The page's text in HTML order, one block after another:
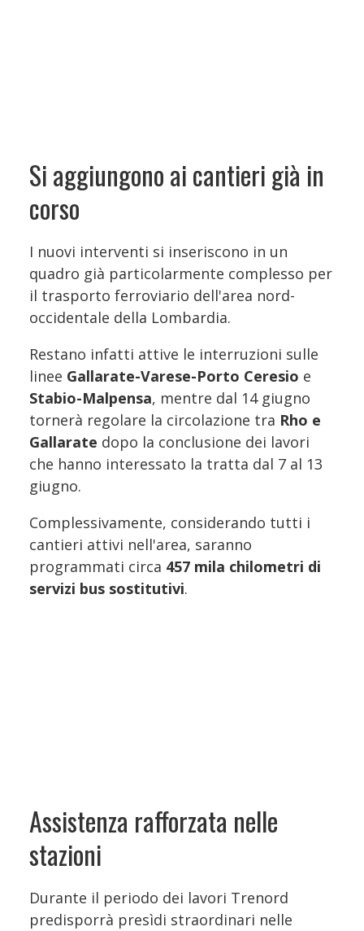
Si aggiungono ai cantieri già in
corso
I nuovi interventi si inseriscono in un
quadro già particolarmente complesso per
il trasporto ferroviario dell'area nord-
occidentale della Lombardia.
Restano infatti attive le interruzioni sulle
linee Gallarate-Varese-Porto Ceresio e
Stabio-Malpensa, mentre dal 14 giugno
tornerà regolare la circolazione tra Rho e
Gallarate dopo la conclusione dei lavori
che hanno interessato la tratta dal 7 al 13
giugno.
Complessivamente, considerando tutti i
cantieri attivi nell'area, saranno
programmati circa 457 mila chilometri di
servizi bus sostitutivi.
Assistenza rafforzata nelle
stazioni
Durante il periodo dei lavori Trenord
predisporrà presìdi straordinari nelle